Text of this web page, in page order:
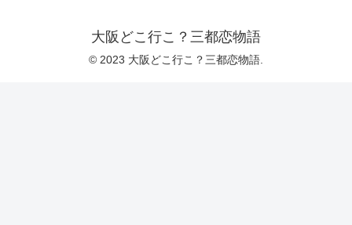
大阪どこ行こ？三都恋物語
© 2023 大阪どこ行こ？三都恋物語.